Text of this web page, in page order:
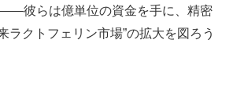
彼らは億単位の資金を手に、精密
ラクトフェリン市場”の拡大を図ろう